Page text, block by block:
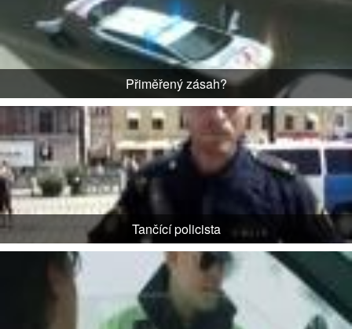
Přiměřený zásah?
Tančící policista